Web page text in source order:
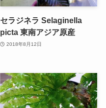
セラジネラ Selaginella
picta 東南アジア原産
2018年8月12日